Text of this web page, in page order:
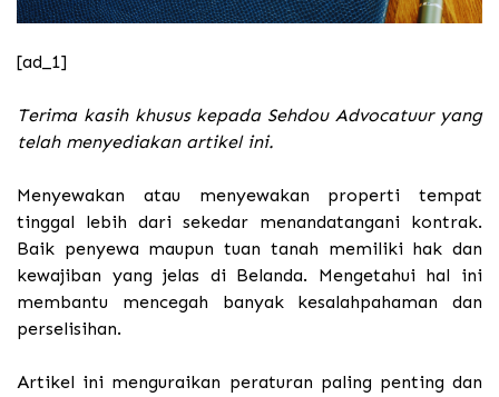
[ad_1]
Terima kasih khusus kepada Sehdou Advocatuur yang
telah menyediakan artikel ini.
Menyewakan atau menyewakan properti tempat
tinggal lebih dari sekedar menandatangani kontrak.
Baik penyewa maupun tuan tanah memiliki hak dan
kewajiban yang jelas di Belanda. Mengetahui hal ini
membantu mencegah banyak kesalahpahaman dan
perselisihan.
Artikel ini menguraikan peraturan paling penting dan